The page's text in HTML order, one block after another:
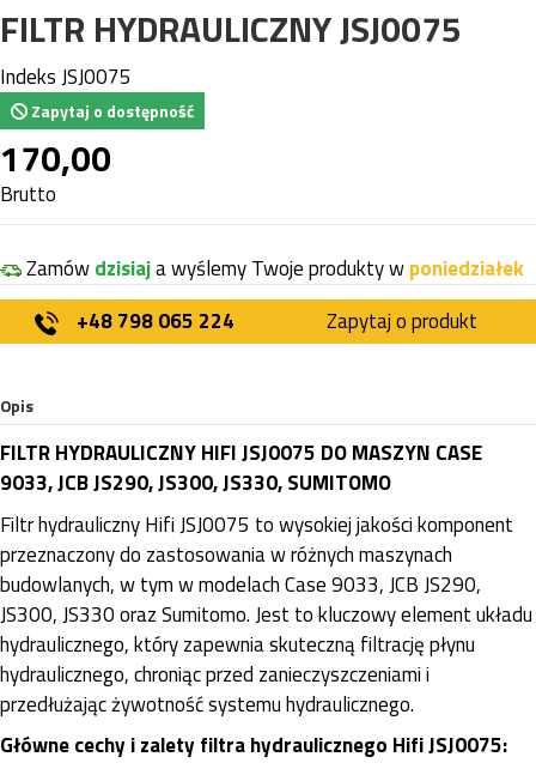
FILTR HYDRAULICZNY JSJ0075
IndeksJSJ0075
Zapytaj o dostępność
170,00
Brutto
Zamówdzisiaja wyślemy Twoje produkty wponiedziałek
+48 798 065 224
Zapytaj o produkt
Opis
FILTR HYDRAULICZNY HIFI JSJ0075 DO MASZYN CASE
9033, JCB JS290, JS300, JS330, SUMITOMO
Filtr hydrauliczny Hifi JSJ0075 to wysokiej jakości komponent
przeznaczony do zastosowania w różnych maszynach
budowlanych, w tym w modelach Case 9033, JCB JS290,
JS300, JS330 oraz Sumitomo. Jest to kluczowy element układu
hydraulicznego, który zapewnia skuteczną filtrację płynu
hydraulicznego, chroniąc przed zanieczyszczeniami i
przedłużając żywotność systemu hydraulicznego.
Główne cechy i zalety filtra hydraulicznego Hifi JSJ0075: